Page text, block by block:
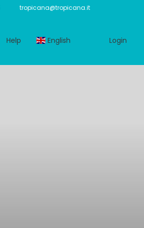
tropicana@tropicana.it
Help English Login